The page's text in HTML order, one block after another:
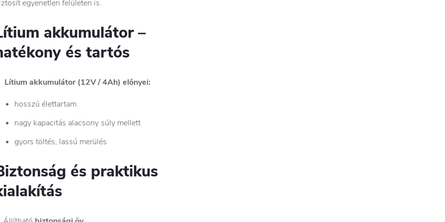
egyenetlen felületen is.
akkumulátor –
és tartós
Lítium akkumulátor (12V / 4Ah) előnyei:
hosszú élettartam
nagy kapacitás alacsony súly mellett
gyors töltés, lassú merülés
és praktikus